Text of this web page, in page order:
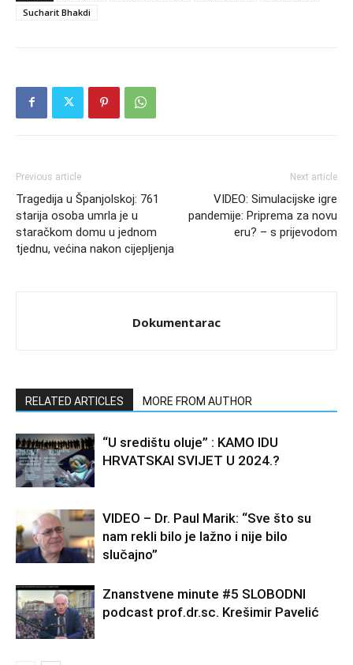
Sucharit Bhakdi
Previous article
Tragedija u Španjolskoj: 761
starija osoba umrla je u
staračkom domu u jednom
tjednu, većina nakon cijepljenja
Next article
VIDEO: Simulacijske igre
pandemije: Priprema za novu
eru? – s prijevodom
Dokumentarac
RELATED ARTICLES MORE FROM AUTHOR
“U središtu oluje” : KAMO IDU
HRVATSKAI SVIJET U 2024.?
VIDEO – Dr. Paul Marik: “Sve što su
nam rekli bilo je lažno i nije bilo
slučajno”
Znanstvene minute #5 SLOBODNI
podcast prof.dr.sc. Krešimir Pavelić